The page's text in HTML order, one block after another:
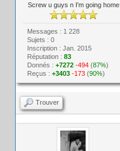
Screw u guys n I'm going home
Messages : 1 228
Sujets : 0
Inscription : Jan. 2015
Réputation : 83
Donnés : +7272 -494(87%)
Reçus : +3403 -173(90%)
Trouver